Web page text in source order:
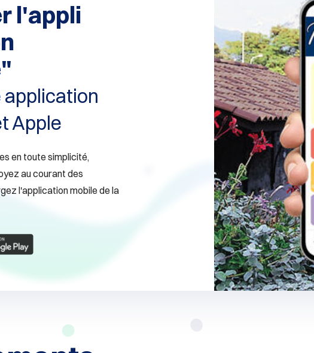
l'appli
application
Apple
en toute simplicité,
au courant des
l'application mobile de la